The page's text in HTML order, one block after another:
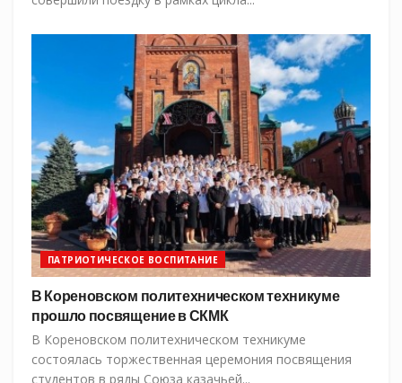
ПАТРИОТИЧЕСКОЕ ВОСПИТАНИЕ
В Кореновском политехническом техникуме
прошло посвящение в СКМК
В Кореновском политехническом техникуме
состоялась торжественная церемония посвящения
студентов в ряды Союза казачьей...